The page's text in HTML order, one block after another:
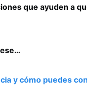
que ayuden a
y cómo puedes